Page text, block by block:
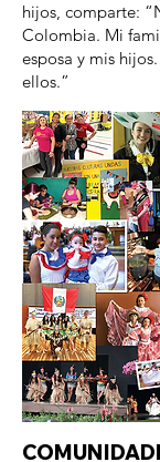
hijos, comparte:
Colombia. Mi
esposa y mis
ellos.”